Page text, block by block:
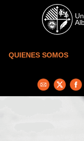
Skip to main content
QUIENES SOMOS